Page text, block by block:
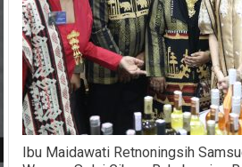
Ibu Maidawati Retnoningsih